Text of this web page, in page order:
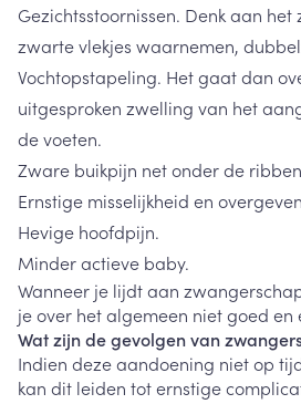
Gezichtsstoornissen. Denk aan
zwarte vlekjes waarnemen,
Vochtopstapeling. Het gaat dan
uitgesproken zwelling van het
de voeten.
Zware buikpijn net onder de
Ernstige misselijkheid en
Hevige hoofdpijn.
Minder actieve baby.
Wanneer je lijdt aan
je over het algemeen niet goed en
Wat zijn de gevolgen van
Indien deze aandoening niet op
kan dit leiden tot ernstige